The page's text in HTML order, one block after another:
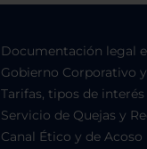
Documentación legal
Gobierno Corporativo
Tarifas, tipos de
Servicio de Quejas y
Canal Ético y de Acoso